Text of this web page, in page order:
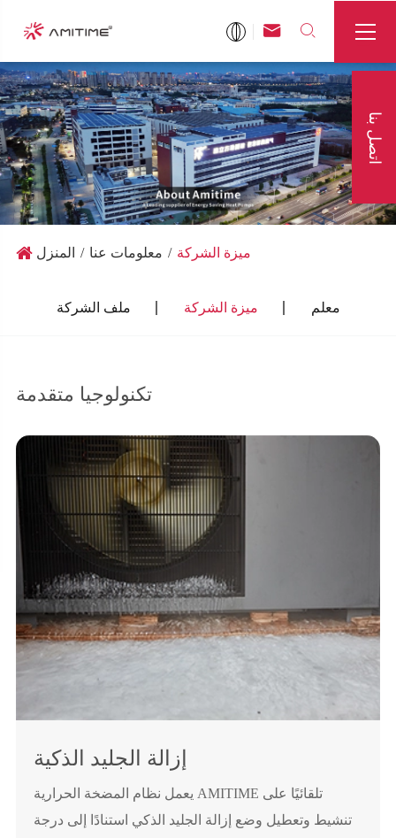
 

المنزل معلومات عنا ميزة الشركة
ملف الشركة ميزة الشركة معلم
تكنولوجيا متقدمة
إزالة الجليد الذكية
يعمل نظام المضخة الحرارية AMITIME تلقائيًا على
تنشيط وتعطيل وضع إزالة الجليد الذكي استنادًا إلى درجة
اتصل بنا